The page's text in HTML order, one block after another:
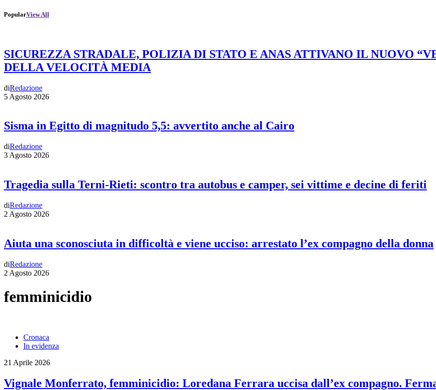
PopularView All
SICUREZZA STRADALE, POLIZIA DI STATO E ANAS ATTIVANO IL NUOVO
DELLA VELOCITÀ MEDIA
diRedazione
5 Agosto 2026
Sisma in Egitto di magnitudo 5,5: avvertito anche al Cairo
diRedazione
3 Agosto 2026
Tragedia sulla Terni-Rieti: scontro tra autobus e camper, sei vittime e decine di feriti
diRedazione
2 Agosto 2026
Aiuta una sconosciuta in difficoltà e viene ucciso: arrestato l’ex compagno della donna
diRedazione
2 Agosto 2026
femminicidio
Cronaca
In evidenza
21 Aprile 2026
Vignale Monferrato, femminicidio: Loredana Ferrara uccisa dall’ex compagno.